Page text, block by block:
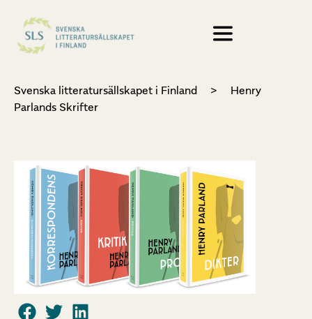
Svenska litteratursällskapet i Finland >
Henry
Parlands Skrifter